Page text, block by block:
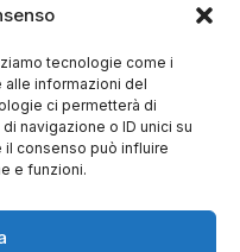
tecnologie come i
informazioni del
ci permetterà di
navigazione o ID unici su
il consenso può influire
e funzioni.
unico
di direzione e
3.0 Soc. Coop.
51 42124 Reggio Emilia
i.v.